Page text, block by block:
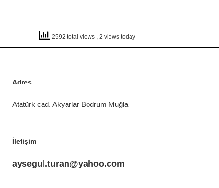
2592 total views , 2 views today
Adres
Atatürk cad. Akyarlar Bodrum Muğla
İletişim
aysegul.turan@yahoo.com